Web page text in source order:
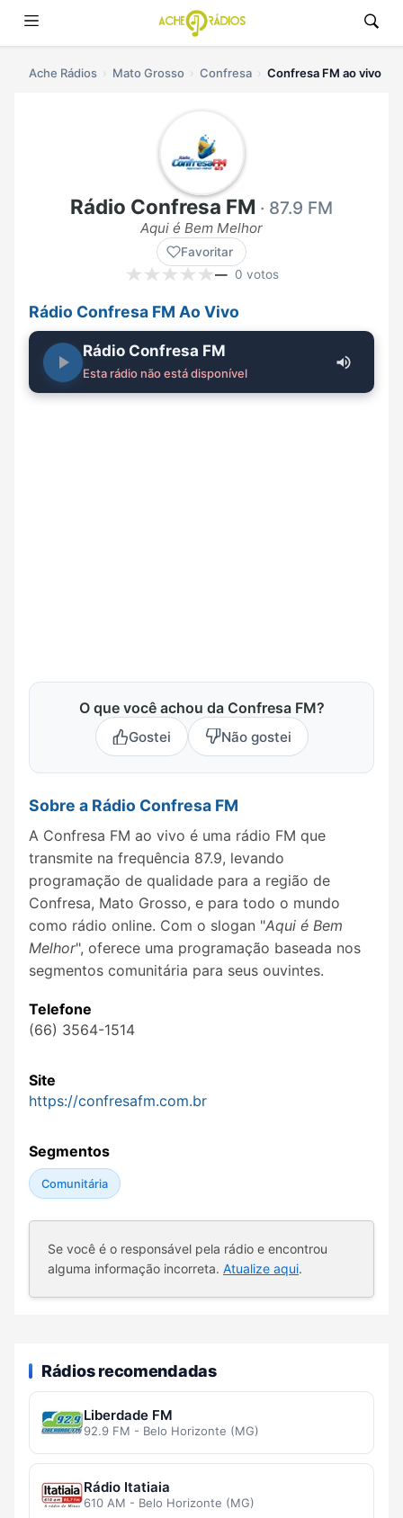
Ache Rádios Mato Grosso Confresa Confresa FM ao vivo
Rádio Confresa FM · 87.9 FM
Aqui é Bem Melhor
Favoritar
— 0 votos
Rádio Confresa FM Ao Vivo
Rádio Confresa FM
Esta rádio não está disponível
O que você achou da Confresa FM?
Gostei Não gostei
Sobre a Rádio Confresa FM
A Confresa FM ao vivo é uma rádio FM que
transmite na frequência 87.9, levando
programação de qualidade para a região de
Confresa, Mato Grosso, e para todo o mundo
como rádio online. Com o slogan "Aqui é Bem
Melhor", oferece uma programação baseada nos
segmentos comunitária para seus ouvintes.
Telefone
(66) 3564-1514
Site
https://confresafm.com.br
Segmentos
Comunitária
Se você é o responsável pela rádio e encontrou
alguma informação incorreta. Atualize aqui.
Rádios recomendadas
Liberdade FM
92.9 FM - Belo Horizonte (MG)
Rádio Itatiaia
610 AM - Belo Horizonte (MG)